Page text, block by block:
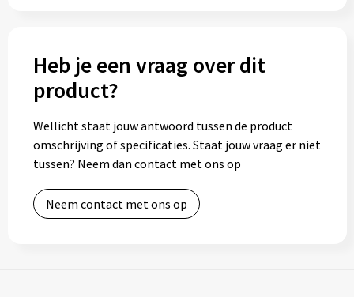
Heb je een vraag over dit
product?
Wellicht staat jouw antwoord tussen de product
omschrijving of specificaties. Staat jouw vraag er niet
tussen? Neem dan contact met ons op
Neem contact met ons op